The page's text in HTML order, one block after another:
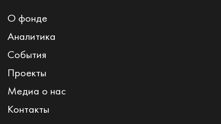
О фонде
Аналитика
События
Проекты
Медиа о нас
Контакты